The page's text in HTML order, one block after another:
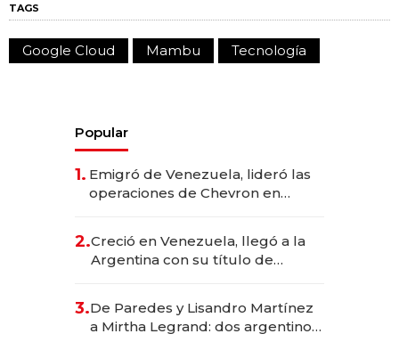
TAGS
Google Cloud Mambu Tecnología
Popular
1. Emigró de Venezuela, lideró las
operaciones de Chevron en
2.Creció en Venezuela, llegó a la
Argentina con su título de
las marcas "fast premium"
3.De Paredes y Lisandro Martínez
a Mirtha Legrand: dos argentinos